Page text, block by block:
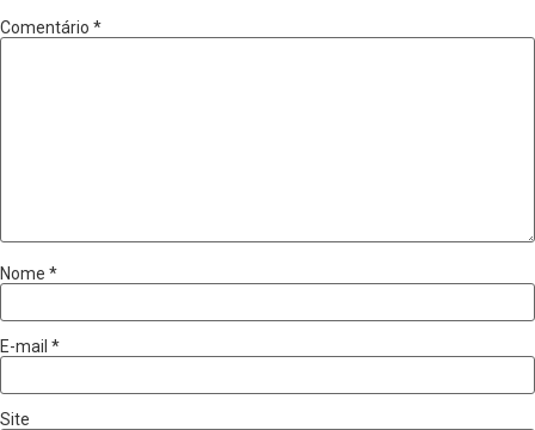
Comentário *
Nome *
E-mail *
Site